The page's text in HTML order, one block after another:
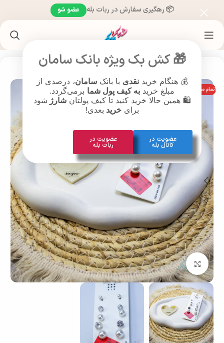
🎁 کش بک ویژه بانک سامان
💰 هنگام خریدنقدی با بانکسامان، درصدی از
مبلغ خرید به کیف پول شما برمی‌گردد.
🛍️ همین حالا خرید کنید تا کیف پولتانشارژ شود
برایخرید بعدی!
عضویت در
کانال بله
عضویت در
ربات بله
📦 رهگیری سفارش در ربات بله عضو شو
اتمام موجودی
بزرگنمایی تصویر